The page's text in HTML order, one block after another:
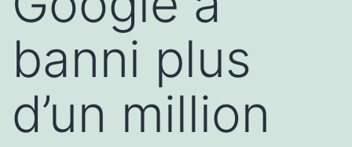
banni plus
d’un million